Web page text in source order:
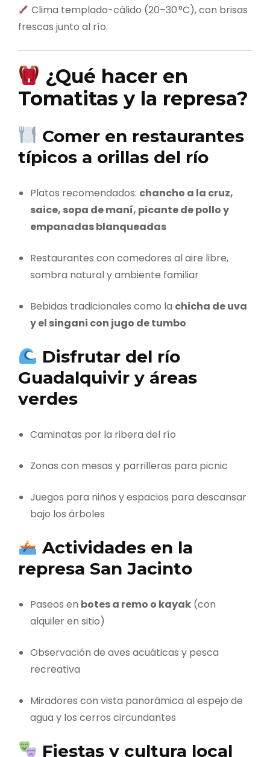
Clima templado-cálido (20–30 °C), con brisas
frescas junto al río.
¿Qué hacer en
Tomatitas y la represa?
Comer en restaurantes
típicos a orillas del río
Platos recomendados: chancho a la cruz,
saice, sopa de maní, picante de pollo y
empanadas blanqueadas
Restaurantes con comedores al aire libre,
sombra natural y ambiente familiar
Bebidas tradicionales como la chicha de uva
y el singani con jugo de tumbo
Disfrutar del río
Guadalquivir y áreas
verdes
Caminatas por la ribera del río
Zonas con mesas y parrilleras para picnic
Juegos para niños y espacios para descansar
bajo los árboles
Actividades en la
represa San Jacinto
Paseos en botes a remo o kayak (con
alquiler en sitio)
Observación de aves acuáticas y pesca
recreativa
Miradores con vista panorámica al espejo de
agua y los cerros circundantes
Fiestas y cultura local